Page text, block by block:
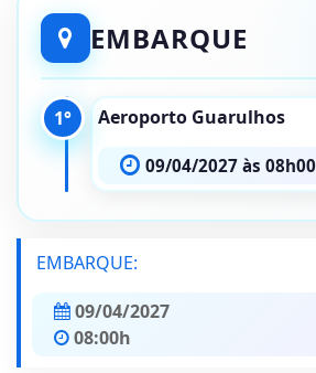
EMBARQUE
1° Aeroporto Guarulhos
09/04/2027 às 08h00
EMBARQUE:
09/04/2027
08:00h